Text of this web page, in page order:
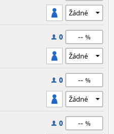
0 --
0 --
0 --